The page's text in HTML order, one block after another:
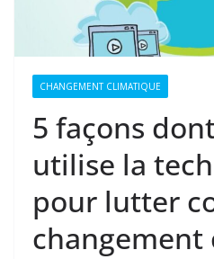
CHANGEMENT CLIMATIQUE
5 façons
utilise la
pour lutter